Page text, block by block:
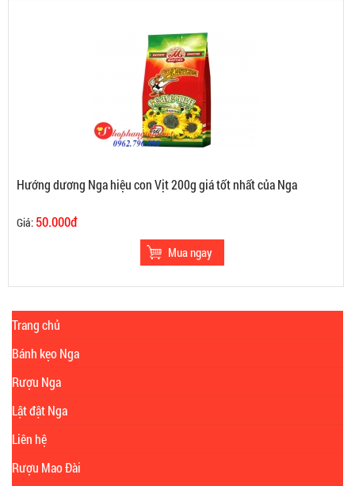
Hướng dương Nga hiệu con Vịt 200g giá tốt nhất của Nga
Giá: 50.000đ
Trang chủ
Bánh kẹo Nga
Rượu Nga
Lật đật Nga
Liên hệ
Rượu Mao Đài